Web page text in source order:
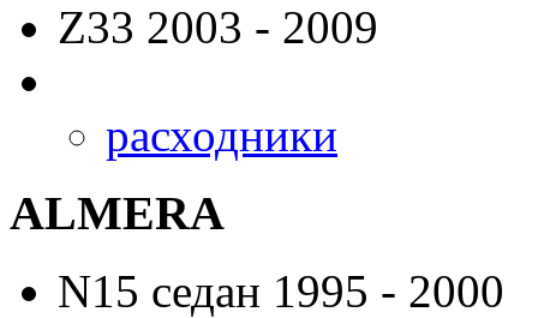
Z33 2003 - 2009
расходники
ALMERA
N15 седан 1995 - 2000